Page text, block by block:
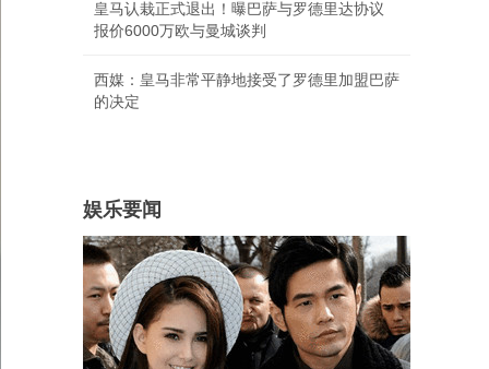
皇马认栽正式退出！曝巴萨与罗德里达协议
报价6000万欧与曼城谈判
西媒：皇马非常平静地接受了罗德里加盟巴萨
的决定
娱乐要闻